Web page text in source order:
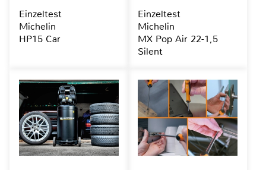
Einzeltest
Michelin
HP15 Car
Einzeltest
Michelin
MX Pop Air 22-1,5
Silent